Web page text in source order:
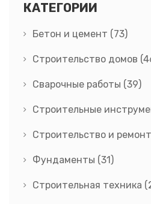
КАТЕГОРИИ
Бетон и цемент (73)
Строительство домов
Сварочные работы (39)
Строительные
Строительство и ремонт
Фундаменты (31)
Строительная техника